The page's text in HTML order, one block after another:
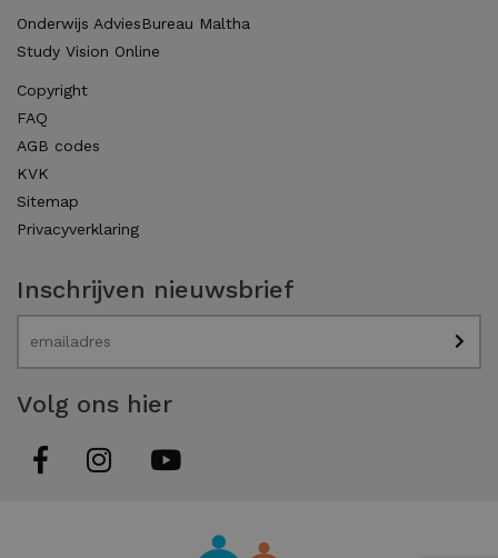
Onderwijs AdviesBureau Maltha
Study Vision Online
Copyright
FAQ
AGB codes
KVK
Sitemap
Privacyverklaring
Inschrijven nieuwsbrief
Volg ons hier